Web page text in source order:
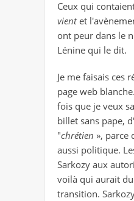
Ceux qui
vientet
ont peur dans le
Lénine qui le dit.
Je me faisais ces
page web
fois que je veux
billet sans pape,
"chrétien », parce
aussi politique.
Sarkozy aux
voilà qui aurait
transition.